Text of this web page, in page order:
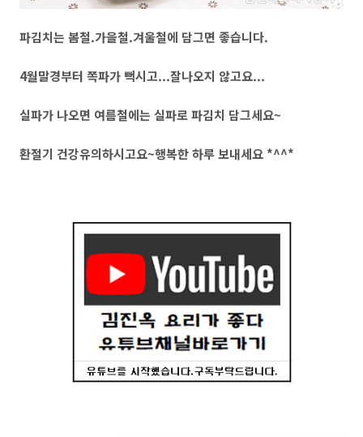
파김치는 봄철.가을철.겨울철에 담그면 좋습니다.
4월말경부터 쪽파가 뻑시고...잘나오지 않고요...
실파가 나오면 여름철에는 실파로 파김치 담그세요~
환절기 건강유의하시고요~행복한 하루 보내세요 *^^*